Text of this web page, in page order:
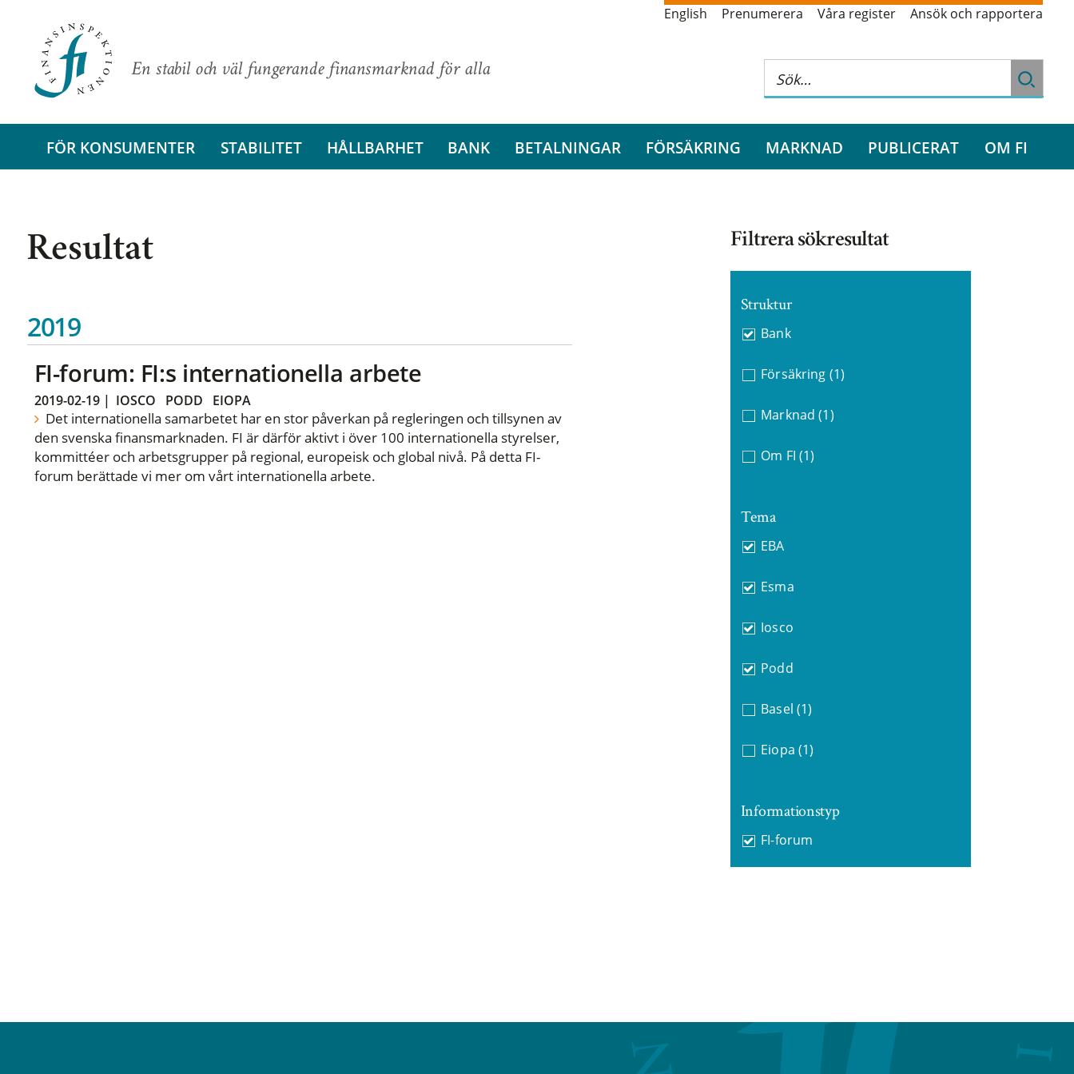
En stabil och väl fungerande finansmarknad för alla
English Prenumerera Våra register Ansök och rapportera
FÖR KONSUMENTER STABILITET HÅLLBARHET BANK BETALNINGAR FÖRSÄKRING MARKNAD PUBLICERAT OM FI
Resultat
2019
FI-forum: FI:s internationella arbete
2019-02-19| IOSCO PODD EIOPA
Det internationella samarbetet har en stor påverkan på regleringen och tillsynen av
den svenska finansmarknaden. FI är därför aktivt i över 100 internationella styrelser,
kommittéer och arbetsgrupper på regional, europeisk och global nivå. På detta FI-
forum berättade vi mer om vårt internationella arbete.
Filtrera sökresultat
Struktur
Bank
Försäkring (1)
Marknad (1)
Om FI (1)
Tema
EBA
Esma
Iosco
Podd
Basel (1)
Eiopa (1)
Informationstyp
FI-forum